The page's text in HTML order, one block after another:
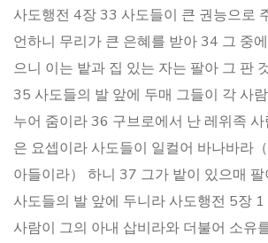
사도행전 4장 33 사도들이 큰 권능으로
언하니 무리가 큰 은혜를 받아 34 그 중
으니 이는 밭과 집 있는 자는 팔아 그 판
35 사도들의 발 앞에 두매 그들이 각 사
누어 줌이라 36 구브로에서 난 레위족
은 요셉이라 사도들이 일컬어 바나바라
아들이라） 하니 37 그가 밭이 있으매
사도들의 발 앞에 두니라 사도행전 5장
사람이 그의 아내 삽비라와 더불어 소유